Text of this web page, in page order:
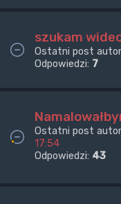
szukam
Ostatni post
Odpowiedzi: 7
Ostatni post
17:54
Odpowiedzi: 43